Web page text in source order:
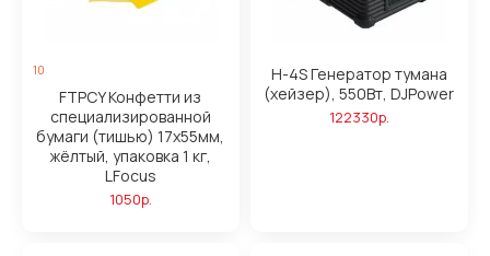
10
FTPCY Конфетти из
специализированной
бумаги (тишью) 17х55мм,
жёлтый, упаковка 1 кг,
LFocus
1050р.
H-4S Генератор тумана
(хейзер), 550Вт, DJPower
122330р.